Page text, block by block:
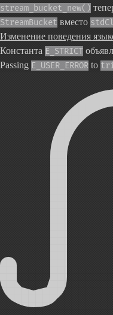
stream_bucket_new()
StreamBucket вместо
Изменение поведения
Константа E_STRICT
Passing E_USER_ERROR to